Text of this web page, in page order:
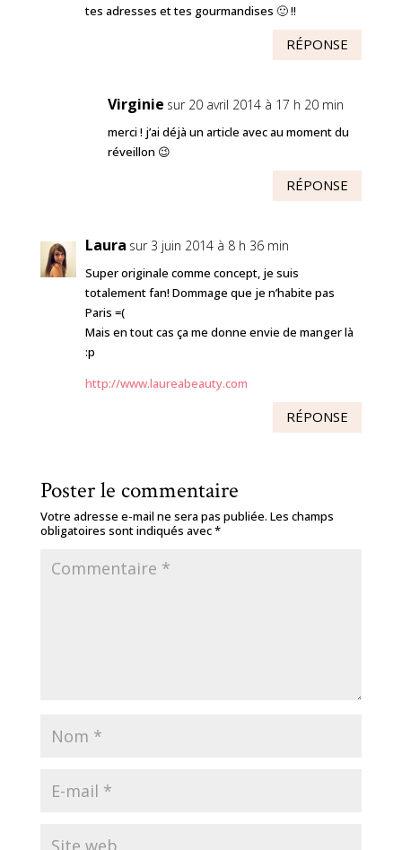
tes adresses et tes gourmandises 🙂 !!
RÉPONSE
Virginie sur 20 avril 2014 à 17 h 20 min
merci ! j’ai déjà un article avec au moment du
réveillon 😉
RÉPONSE
Laura sur 3 juin 2014 à 8 h 36 min
Super originale comme concept, je suis
totalement fan! Dommage que je n’habite pas
Paris =(
Mais en tout cas ça me donne envie de manger là
:p
http://www.laureabeauty.com
RÉPONSE
Poster le commentaire
Votre adresse e-mail ne sera pas publiée. Les champs
obligatoires sont indiqués avec*